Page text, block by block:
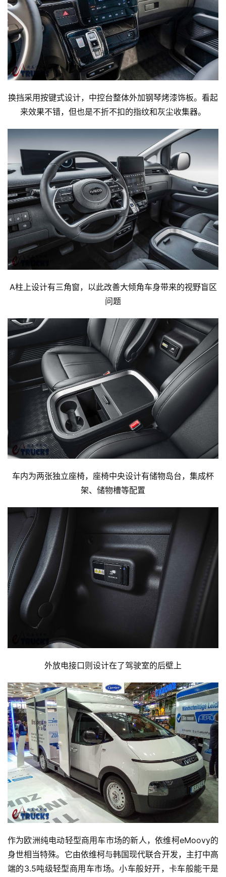
换挡采用按键式设计，中控台整体外加钢琴烤漆饰板。看起
来效果不错，但也是不折不扣的指纹和灰尘收集器。
A柱上设计有三角窗，以此改善大倾角车身带来的视野盲区
问题
车内为两张独立座椅，座椅中央设计有储物岛台，集成杯
架、储物槽等配置
外放电接口则设计在了驾驶室的后壁上
作为欧洲纯电动轻型商用车市场的新人，依维柯eMoovy的
身世相当特殊。它由依维柯与韩国现代联合开发，主打中高
端的3.5吨级轻型商用车市场。小车般好开，卡车般能干是